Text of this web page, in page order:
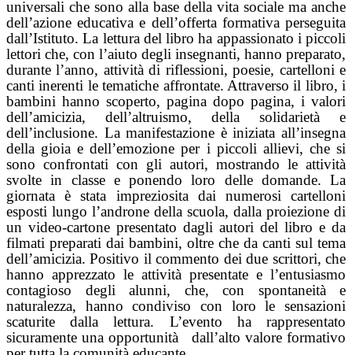
universali che sono alla base della vita sociale ma anche
dell’azione educativa e dell’offerta formativa perseguita
dall’Istituto. La lettura del libro ha appassionato i piccoli
lettori che, con l’aiuto degli insegnanti, hanno preparato,
durante l’anno, attività di riflessioni, poesie, cartelloni e
canti inerenti le tematiche affrontate. Attraverso il libro, i
bambini hanno scoperto, pagina dopo pagina, i valori
dell’amicizia, dell’altruismo, della solidarietà e
dell’inclusione. La manifestazione è iniziata all’insegna
della gioia e dell’emozione per i piccoli allievi, che si
sono confrontati con gli autori, mostrando le attività
svolte in classe e ponendo loro delle domande. La
giornata è stata impreziosita dai numerosi cartelloni
esposti lungo l’androne della scuola, dalla proiezione di
un video-cartone presentato dagli autori del libro e da
filmati preparati dai bambini, oltre che da canti sul tema
dell’amicizia. Positivo il commento dei due scrittori, che
hanno apprezzato le attività presentate e l’entusiasmo
contagioso degli alunni, che, con spontaneità e
naturalezza, hanno condiviso con loro le sensazioni
scaturite dalla lettura. L’evento ha rappresentato
sicuramente una opportunità
dall’alto valore formativo